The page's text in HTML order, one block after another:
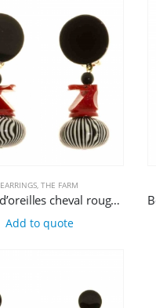
EARRINGS,THE FARM
Boucles d’oreilles cheval rouge et blanc
Add to quote